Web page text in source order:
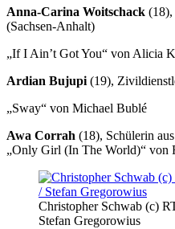
Anna-Carina Woitschack (18),
(Sachsen-Anhalt)
„If I Ain’t Got You“ von Alicia
Ardian Bujupi (19),
„Sway“ von Michael Bublé
Awa Corrah (18), Schülerin
„Only Girl (In The World)“ von
Christopher Schwab (c)
Stefan Gregorowius